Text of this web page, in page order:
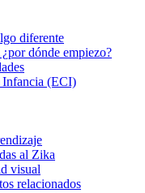
diferente
dónde empiezo?
Infancia (ECI)
al Zika
visual
relacionados